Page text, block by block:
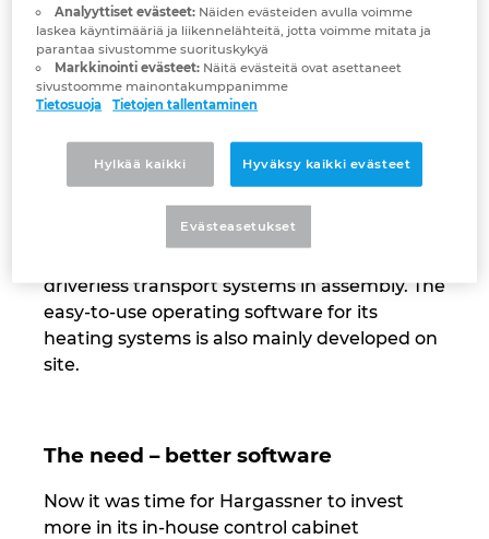
A company that manufactures a majority of
its products in house naturally has an
far as possible. That is why Hargassner has
been investing in automation at its
headquarters and production facility in
Weng, Austria for some time now – from
driverless transport systems in assembly. The
easy-to-use operating software for its
heating systems is also mainly developed on
site.
The need – better software
Now it was time for Hargassner to invest
more in its in-house control cabinet
Kolumbia
Kreikka
Luxemburg
Malasia
Norja
Peru
Analyyttiset evästeet:Näiden evästeiden avulla voimme
laskea käyntimääriä ja liikennelähteitä, jotta voimme mitata ja
parantaa sivustomme suorituskykyä
Markkinointi evästeet:Näitä evästeitä ovat asettaneet
sivustoomme mainontakumppanimme
Tietosuoja
Tietojen tallentaminen
Hylkää kaikki Hyväksy kaikki evästeet
Evästeasetukset